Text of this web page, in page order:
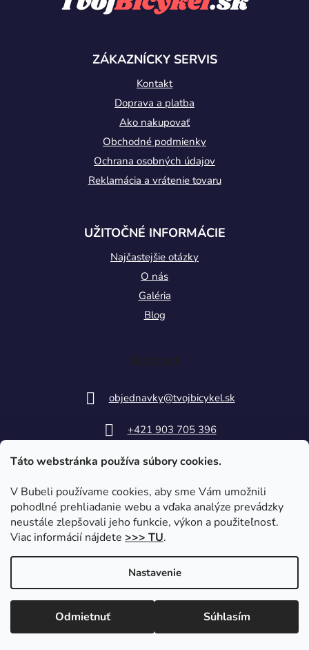
Táto webstránka používa súbory cookies.
V Bubeli používame cookies, aby sme Vám umožnili
pohodlné prehliadanie webu a vďaka analýze prevádzky
neustále zlepšovali jeho funkcie, výkon a použiteľnosť.
Viac informácií nájdete >>> TU.
Nastavenie
Odmietnuť Súhlasím
ZÁKAZNÍCKY SERVIS
Kontakt
Doprava a platba
Ako nakupovať
Obchodné podmienky
Ochrana osobných údajov
Reklamácia a vrátenie tovaru
UŽITOČNÉ INFORMÁCIE
Najčastejšie otázky
O nás
Galéria
Blog
Kontakt
objednavky@tvojbicykel.sk
+421 903 705 396
Copyright 2026TvojBicykel.sk
. Všetky práva vyhradené.
Upraviť nastavenie cookies